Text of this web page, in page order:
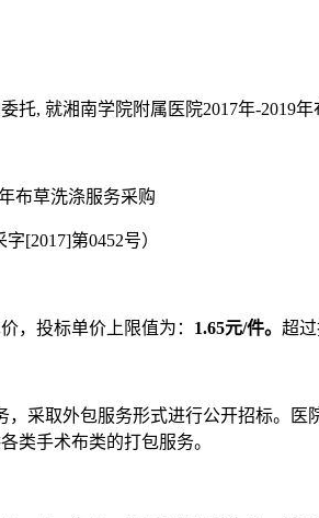
托, 就湘南学院附属医院2017年-2019
布草洗涤服务采购
[2017]第0452号）
，投标单价上限值为： 1.65元/件。 超
，采取外包服务形式进行公开招标。
类手术布类的打包服务。